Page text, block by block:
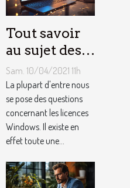
Tout savoir
au sujet des
licences
Windows !
Sam. 10/04/2021 11h
La plupart d'entre nous
se pose des questions
concernant les licences
Windows. Il existe en
effet toute une...